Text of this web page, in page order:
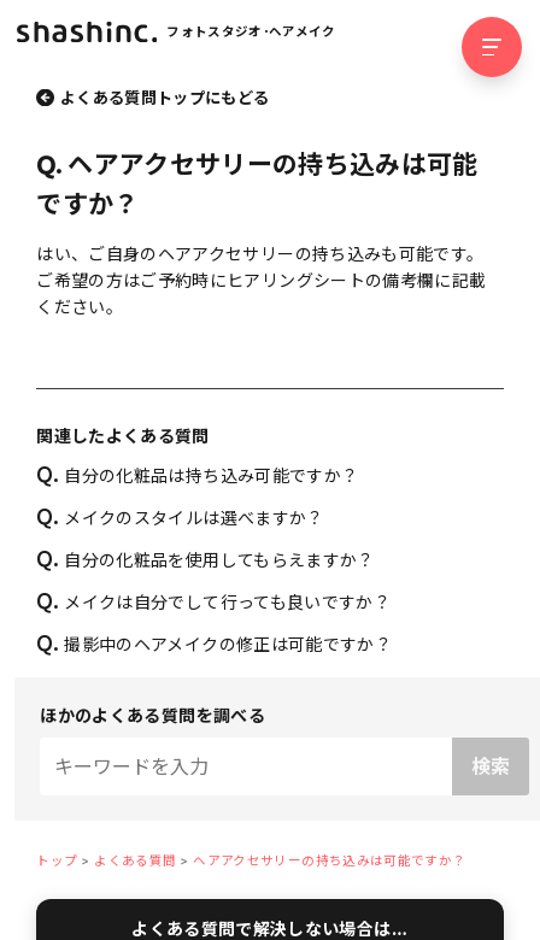
フォトスタジオ･ヘアメイク
よくある質問トップにもどる
Q. ヘアアクセサリーの持ち込みは可能
ですか？
はい、ご自身のヘアアクセサリーの持ち込みも可能です。
ご希望の方はご予約時にヒアリングシートの備考欄に記載
ください。
関連したよくある質問
Q. 自分の化粧品は持ち込み可能ですか？
Q. メイクのスタイルは選べますか？
Q. 自分の化粧品を使用してもらえますか？
Q. メイクは自分でして行っても良いですか？
Q. 撮影中のヘアメイクの修正は可能ですか？
ほかのよくある質問を調べる
トップ よくある質問 ヘアアクセサリーの持ち込みは可能ですか？
よくある質問で解決しない場合は…